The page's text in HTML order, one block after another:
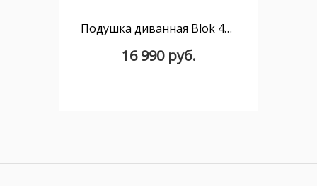
Подушка диванная Blok 40 x 60 см бежевая
16 990 руб.